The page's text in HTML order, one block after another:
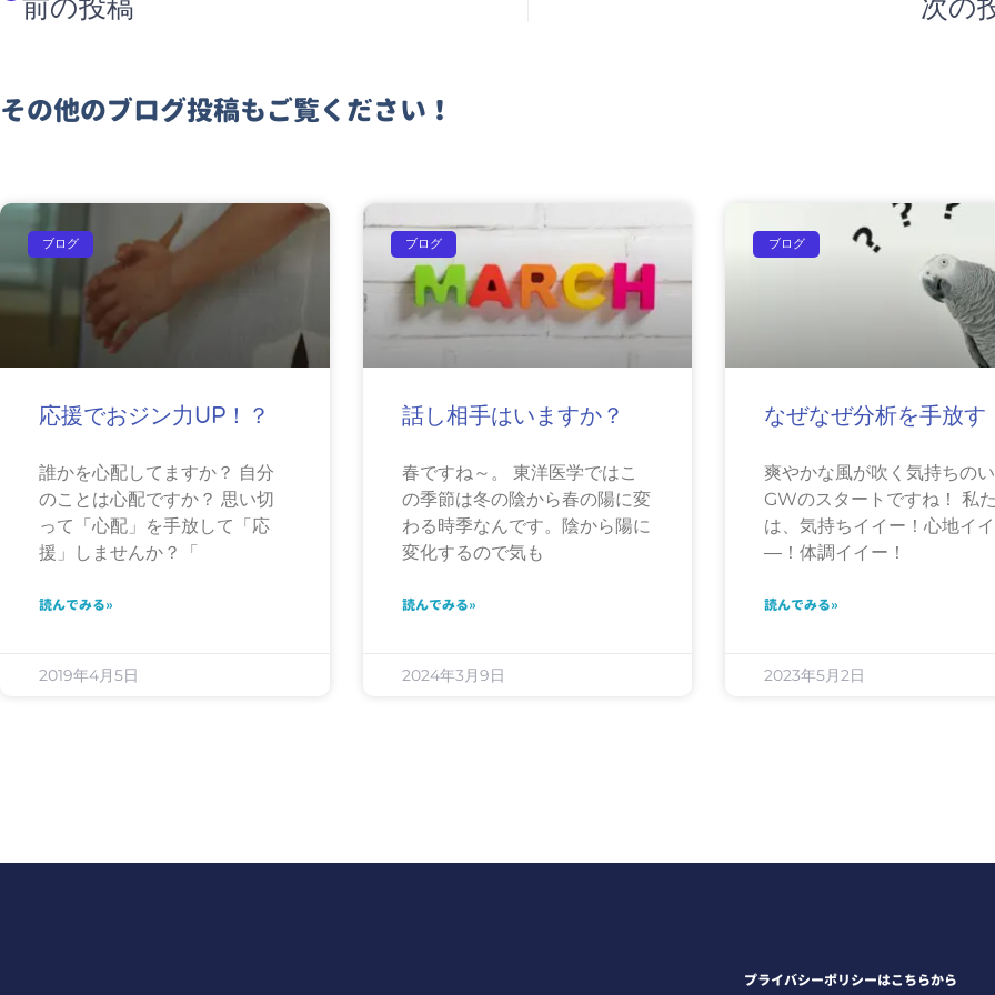
その他のブログ投稿もご覧ください！
ブログ
応援でおジン力UP！？
誰かを心配してますか？ 自分
のことは心配ですか？ 思い切
って「心配」を手放して「応
援」しませんか？「
読んでみる»
2019年4月5日
ブログ
話し相手はいますか？
春ですね～。 東洋医学ではこ
の季節は冬の陰から春の陽に変
わる時季なんです。陰から陽に
変化するので気も
読んでみる»
2024年3月9日
ブログ
なぜなぜ分析を手放す
爽やかな風が吹く気持ちの
GWのスタートですね！ 私
は、気持ちイイー！心地イイ
―！体調イイー！
読んでみる»
2023年5月2日
プライバシーポリシーはこちらから